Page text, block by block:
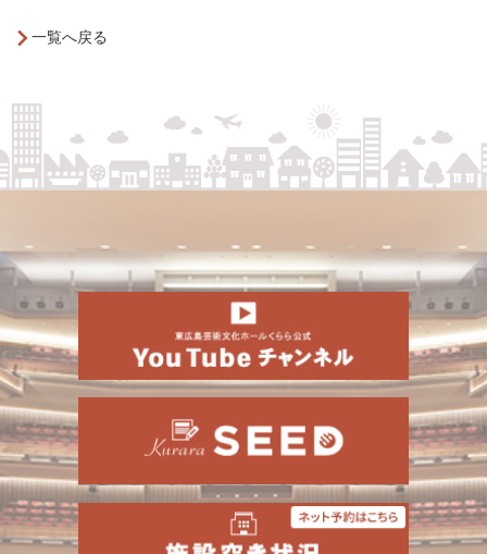
一覧へ戻る